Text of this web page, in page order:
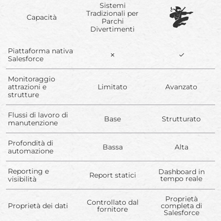
Capacità
Sistemi
Tradizionali per
Parchi
Divertimenti
Piattaforma nativa
Salesforce
✗ ✓
Monitoraggio
attrazioni e
strutture
Limitato Avanzato
Flussi di lavoro di
manutenzione
Base Strutturato
Profondità di
automazione
Bassa Alta
Reporting e
visibilità
Report statici Dashboard in
tempo reale
Proprietà dei dati Controllato dal
fornitore
Proprietà
completa di
Salesforce